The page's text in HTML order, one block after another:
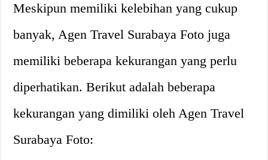
Meskipun memiliki kelebihan yang cukup
banyak, Agen Travel Surabaya Foto juga
memiliki beberapa kekurangan yang perlu
diperhatikan. Berikut adalah beberapa
kekurangan yang dimiliki oleh Agen Travel
Surabaya Foto: